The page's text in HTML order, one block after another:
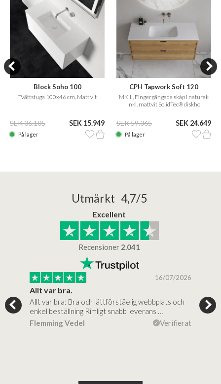
Block Soho 100
Tvättstuga 100x46 cm, Matt vit
SEK 36.105 SEK 15.949
På lager
CPH Tapwork Soft 120
MKIII, Fingergängade skåp i naturek
inkl. mattvit SolidTec® diskho
SEK 59.365 SEK 24.649
På lager
Utmärkt 4,7/5
Excellent
Recensioner 2.041
16/07/2026
Allt var bra.
Allt var bra: Bra och lättförståelig webbplats och
enkel beställning Rimligt snabb leverans …
Flemming Vedel
Verifierat
Jag